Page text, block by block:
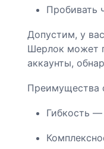
Пробивать
Допустим, у
Шерлок может
аккаунты,
Преимущества
Гибкость